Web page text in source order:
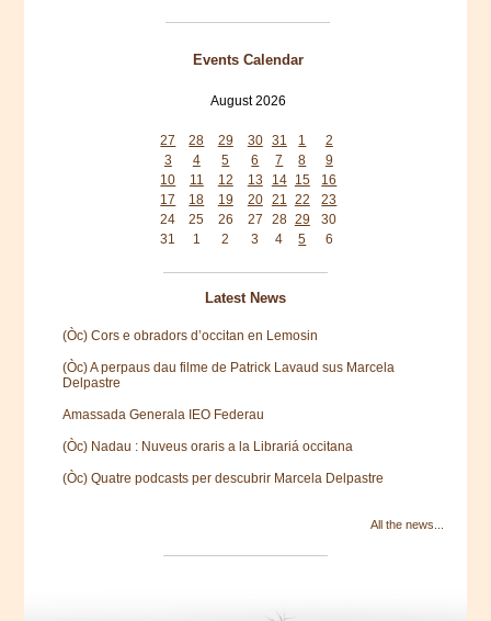
Events Calendar
August 2026
27
28 29 30 31 1
2
3
4 5 6 7 8
9
10
11 12 13 14 15
16
17
18 19 20 21 22
23
24
25 26 27 28 29
30
31
1 2 3 4 5 6
Latest News
(Òc) Cors e obradors d’occitan en Lemosin
(Òc) A perpaus dau filme de Patrick Lavaud sus Marcela
Delpastre
Amassada Generala IEO Federau
(Òc) Nadau : Nuveus oraris a la Librariá occitana
(Òc) Quatre podcasts per descubrir Marcela Delpastre
All the news...